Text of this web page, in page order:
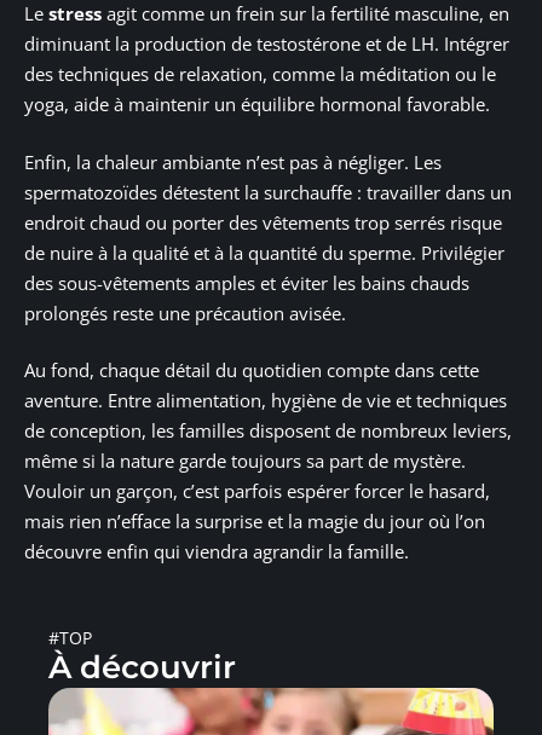
Le stress agit comme un frein sur la fertilité masculine, en
diminuant la production de testostérone et de LH. Intégrer
des techniques de relaxation, comme la méditation ou le
yoga, aide à maintenir un équilibre hormonal favorable.
Enfin, la chaleur ambiante n’est pas à négliger. Les
spermatozoïdes détestent la surchauffe : travailler dans un
endroit chaud ou porter des vêtements trop serrés risque
de nuire à la qualité et à la quantité du sperme. Privilégier
des sous-vêtements amples et éviter les bains chauds
prolongés reste une précaution avisée.
Au fond, chaque détail du quotidien compte dans cette
aventure. Entre alimentation, hygiène de vie et techniques
de conception, les familles disposent de nombreux leviers,
même si la nature garde toujours sa part de mystère.
Vouloir un garçon, c’est parfois espérer forcer le hasard,
mais rien n’efface la surprise et la magie du jour où l’on
découvre enfin qui viendra agrandir la famille.
#TOP
À découvrir